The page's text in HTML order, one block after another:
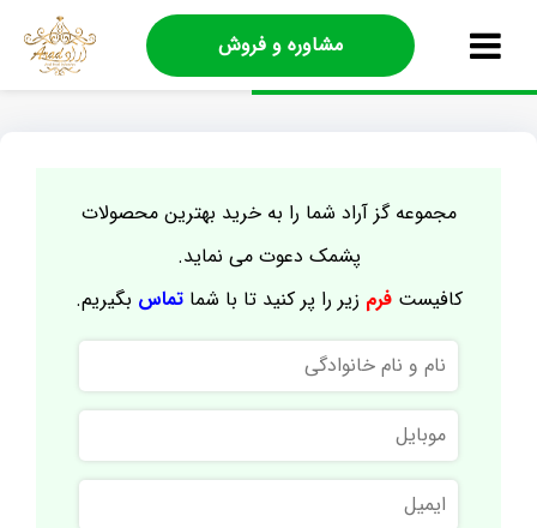
مشاوره و فروش
مجموعه گز آراد شما را به خرید بهترین محصولات
پشمک دعوت می نماید.
کافیستفرم زیر را پر کنید تا با شماتماس بگیریم.
نام
و
نام
خانوادگی
موبایل
ایمیل